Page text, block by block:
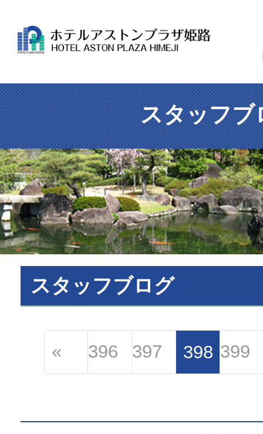
スタッフブ
スタッフブログ
« 396 397 398 399